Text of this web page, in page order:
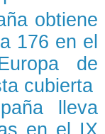
obtiene
176 en el
de
cubierta
lleva
en el IX